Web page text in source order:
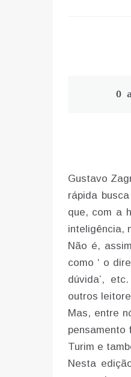
O
Gustavo
rápida
que, com a
inteligência,
Não é,
como ‘ o
dúvida’,
outros
Mas, entre
Turim e
Nesta